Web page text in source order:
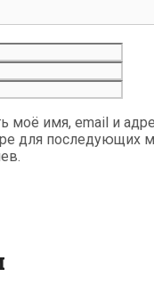
моё имя, email и
для последующих